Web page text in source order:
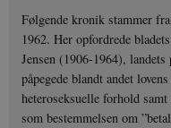
Følgende kronik stammer
1962. Her opfordrede
Jensen (1906-1964),
påpegede blandt andet
heteroseksuelle forhold
som bestemmelsen om